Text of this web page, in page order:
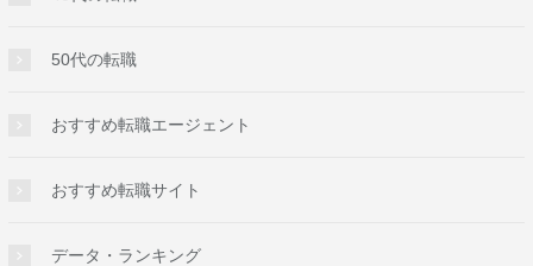
50代の転職
おすすめ転職エージェント
おすすめ転職サイト
データ・ランキング